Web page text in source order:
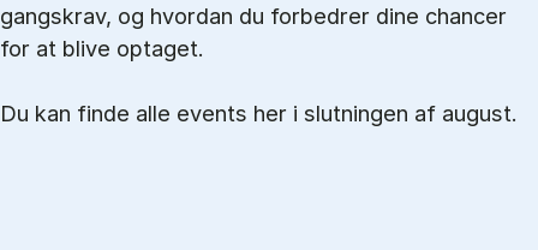
gangs­krav, og hvordan du forbedrer dine chancer
for at blive optaget.
Du kan finde alle events her i slutningen af august.